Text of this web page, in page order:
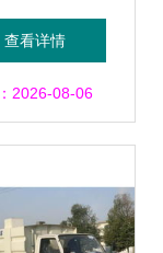
要求，轻松
深圳牌！
查看详情
2026-08-06